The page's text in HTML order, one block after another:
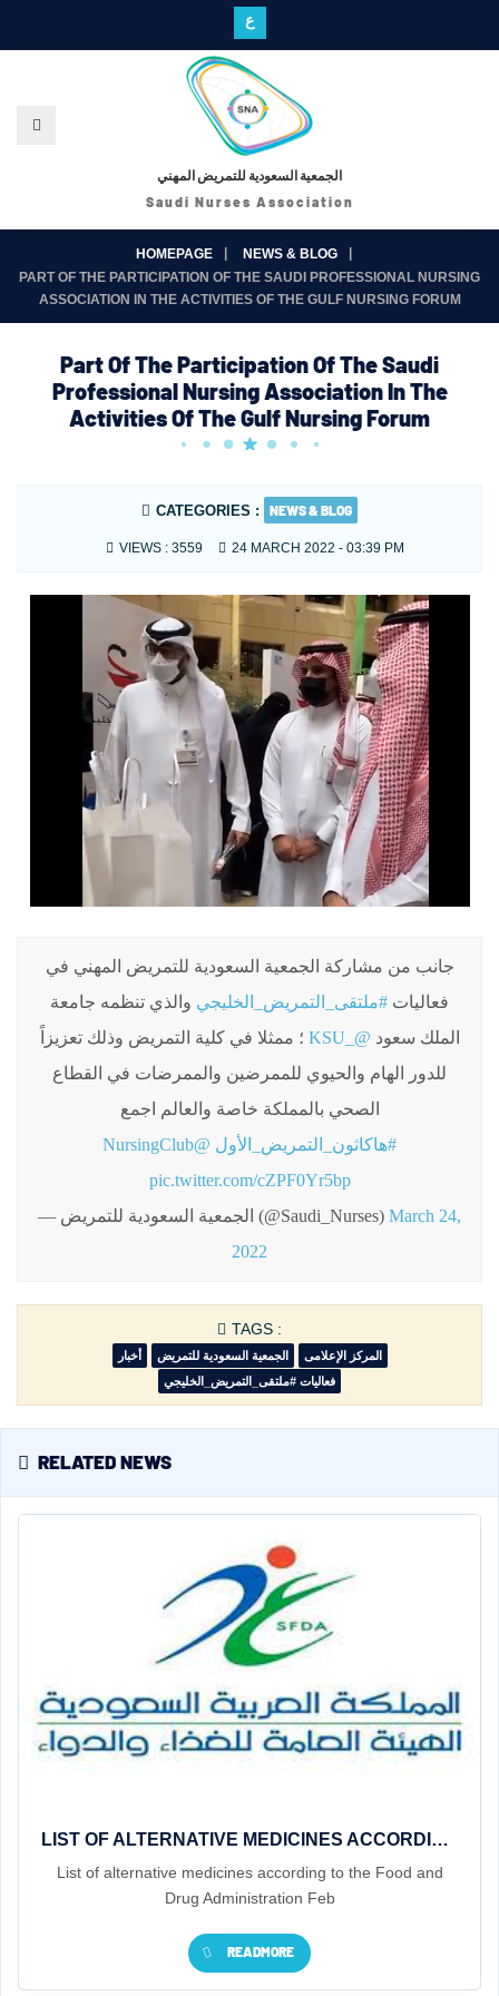
ع
الجمعية السعودية للتمريض المهني
Saudi Nurses Association
HOMEPAGE
NEWS & BLOG
PART OF THE PARTICIPATION OF THE SAUDI PROFESSIONAL NURSING
ASSOCIATION IN THE ACTIVITIES OF THE GULF NURSING FORUM
Part Of The Participation Of The Saudi
Professional Nursing Association In The
Activities Of The Gulf Nursing Forum
CATEGORIES : NEWS & BLOG
VIEWS : 3559 24 MARCH 2022 - 03:39 PM
جانب من مشاركة الجمعية السعودية للتمريض المهني في
فعاليات #ملتقى_التمريض_الخليجي والذي تنظمه جامعة
الملك سعود @_KSU
؛ ممثلا في كلية التمريض وذلك تعزيزاً
للدور الهام والحيوي للممرضين والممرضات في القطاع
الصحي بالمملكة خاصة والعالم اجمع
#هاكاثون_التمريض_الأول @NursingClub
pic.twitter.com/cZPF0Yr5bp
— الجمعية السعودية للتمريض (@Saudi_Nurses) March 24,
2022
TAGS :
أخبار الجمعية السعودية للتمريض
المركز الإعلامى
فعاليات #ملتقى_التمريض_الخليجي
RELATED NEWS
LIST OF ALTERNATIVE MEDICINES ACCORDING TO THE FOOD AND DRUG ADMINISTRATION FEB
List of alternative medicines according to the Food and
Drug Administration Feb
READMORE